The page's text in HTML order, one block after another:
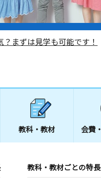
まずは見学も可能です！
教科・教材 会費・
教科・教材ごとの特長